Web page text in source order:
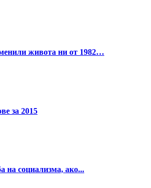
живота ни от 1982…
за 2015
на социализма, ако...